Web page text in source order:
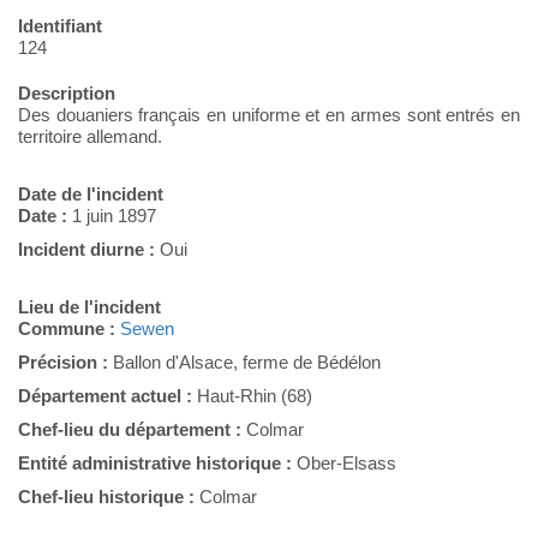
Identifiant
124
Description
Des douaniers français en uniforme et en armes sont entrés en
territoire allemand.
Date de l'incident
Date : 1 juin 1897
Incident diurne : Oui
Lieu de l'incident
Commune : Sewen
Précision : Ballon d'Alsace, ferme de Bédélon
Département actuel : Haut-Rhin (68)
Chef-lieu du département : Colmar
Entité administrative historique : Ober-Elsass
Chef-lieu historique : Colmar